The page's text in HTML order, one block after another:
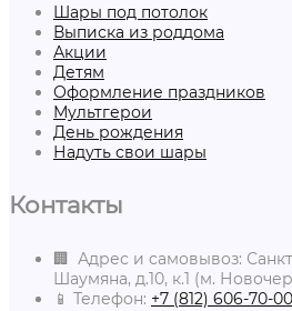
Шары под потолок
Выписка из роддома
Акции
Детям
Оформление праздников
Мультгерои
День рождения
Надуть свои шары
Контакты
🏢 Адрес и самовывоз:
Шаумяна, д.10, к.1 (м.
📱 Телефон: +7 (812) 606-70-00